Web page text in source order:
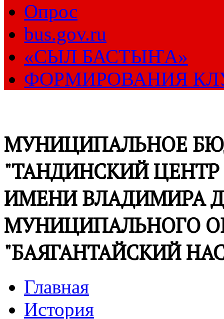
Опрос
bus.gov.ru
«СЫЛ БАСТЫҤА»
ФОРМИРОВАНИЯ
МУНИЦИПАЛЬНОЕ
"ТАНДИНСКИЙ
ИМЕНИ ВЛАДИМИРА
МУНИЦИПАЛЬНОГО
"БАЯГАНТАЙСКИЙ
Главная
История